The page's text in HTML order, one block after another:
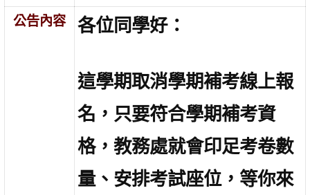
公告內容
各位同學好：
這學期取消學期補考線上報
名，只要符合學期補考資
格，教務處就會印足考卷數
量、安排考試座位，等你來